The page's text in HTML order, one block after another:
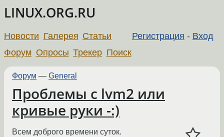
LINUX.ORG.RU
Регистрация - Вход
Новости Галерея Статьи
Форум Опросы Трекер Поиск
Форум — General
Проблемы с lvm2 или
кривые руки -:)
Всем доброго времени суток.